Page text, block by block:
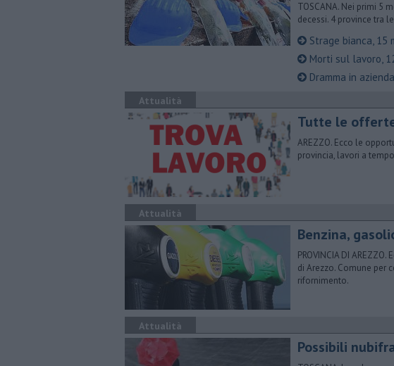
TOSCANA. Nei primi 5
decessi. 4 province tra
Strage bianca, 15
Morti sul lavoro,
Dramma in
Attualità
​Tutte le
AREZZO. Ecco le
provincia, lavori a
Attualità
​Benzina,
PROVINCIA DI
di Arezzo. Comune per
rifornimento.
Attualità
Possibili